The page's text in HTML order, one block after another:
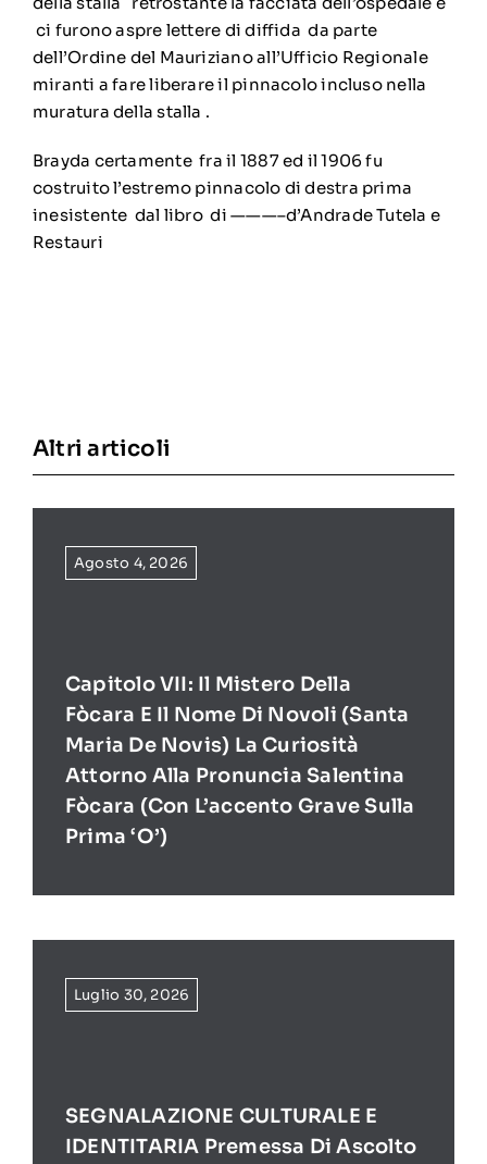
ci furono aspre lettere di diffida da parte
dell’Ordine del Mauriziano all’Ufficio Regionale
miranti a fare liberare il pinnacolo incluso nella
muratura della stalla .
Brayda certamente fra il 1887 ed il 1906 fu
costruito l’estremo pinnacolo di destra prima
inesistente dal libro di ———–d’Andrade Tutela e
Restauri
Altri articoli
Agosto 4, 2026
Capitolo VII: Il Mistero Della
Fòcara E Il Nome Di Novoli (Santa
Maria De Novis) La Curiosità
Attorno Alla Pronuncia Salentina
Fòcara (con L’accento Grave Sulla
Prima ‘O’)
Luglio 30, 2026
SEGNALAZIONE CULTURALE E
IDENTITARIA Premessa Di Ascolto